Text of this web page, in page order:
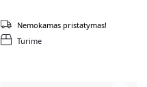
Turime
Nemokamas pristatymas!